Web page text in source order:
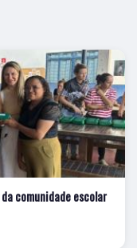
comunidade escolar